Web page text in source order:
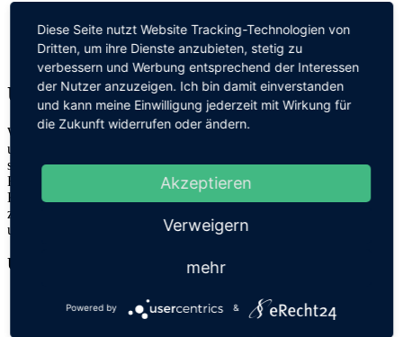
Schulanfänger aus anderen Schulbezirken
Allgemein
Kontakt
Unser Grundsatz
Wir sind ein aktiver und lebendigerSchulförderverein
unterstützen die pädagogische Arbeit der Gartenschule Karlsruhe –
sowohl ideell als auch materiell.Private Initiativebei der
Förderung von Bildung und der sozialen Entwicklung unserer
Kinder ist heute notwendiger denn je. Wir bauen Beziehungen
zwischen allen am Leben und Wirken der Schule Beteiligten auf
und festigen diese im Sinne einerSchulgemeinschaft
Unsere Aufgaben und Aktivitäten
Finanzielle Unterstützung
Der Satzungszweck des Vereins wird in Zusammenarbeit mit
Diese Seite nutzt Website Tracking-Technologien von
Dritten, um ihre Dienste anzubieten, stetig zu
verbessern und Werbung entsprechend der Interessen
der Nutzer anzuzeigen. Ich bin damit einverstanden
und kann meine Einwilligung jederzeit mit Wirkung für
die Zukunft widerrufen oder ändern.
Akzeptieren
Verweigern
mehr
Powered by &